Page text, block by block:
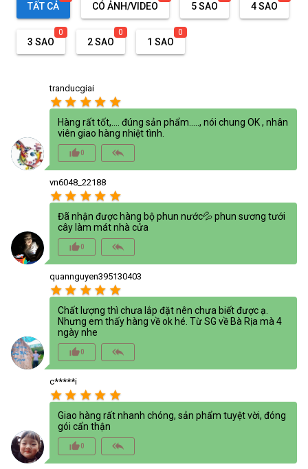
TẤT CẢ CÓ ẢNH/VIDEO 5 SAO 4 SAO
3 SAO
0
2 SAO
0
1 SAO
0
tranducgiai
star star star star star
Hàng rất tốt,.... đúng sản phẩm....., nói chung OK , nhân
viên giao hàng nhiệt tình.
thumb_up_alt0 reply_all
vn6048_22188
star star star star star
Đã nhận được hàng bộ phun nước💦 phun sương tưới
cây làm mát nhà cửa
thumb_up_alt0 reply_all
quannguyen395130403
star star star star star
Chất lượng thì chưa lắp đặt nên chưa biết được ạ.
Nhưng em thấy hàng về ok hé. Từ SG về Bà Rịa mà 4
ngày nhe
thumb_up_alt0 reply_all
c*****i
star star star star star
Giao hàng rất nhanh chóng, sản phẩm tuyệt vời, đóng
gói cẩn thận
thumb_up_alt0 reply_all